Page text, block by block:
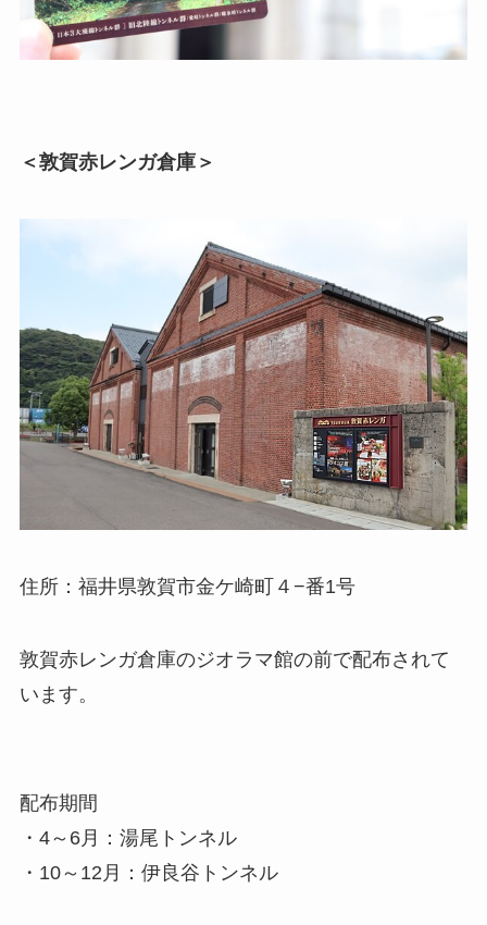
＜敦賀赤レンガ倉庫＞
住所：福井県敦賀市金ケ崎町４−番1号
敦賀赤レンガ倉庫のジオラマ館の前で配布されて
います。
配布期間
・4～6月：湯尾トンネル
・10～12月：伊良谷トンネル